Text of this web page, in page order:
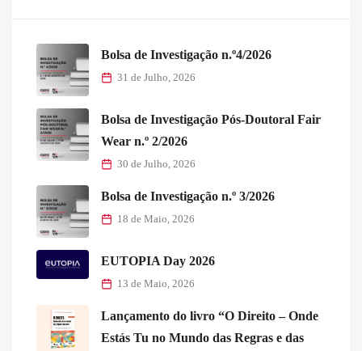
Bolsa de Investigação n.º4/2026
31 de Julho, 2026
Bolsa de Investigação Pós-Doutoral Fair
Wear n.º 2/2026
30 de Julho, 2026
Bolsa de Investigação n.º 3/2026
18 de Maio, 2026
EUTOPIA Day 2026
13 de Maio, 2026
Lançamento do livro “O Direito – Onde
Estás Tu no Mundo das Regras e das